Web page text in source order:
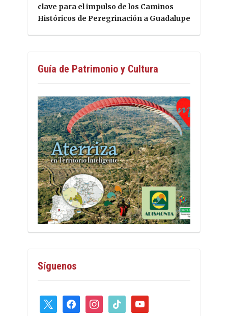
clave para el impulso de los Caminos
Históricos de Peregrinación a Guadalupe
Guía de Patrimonio y Cultura
Síguenos
facebookinstagram
tiktok youtube